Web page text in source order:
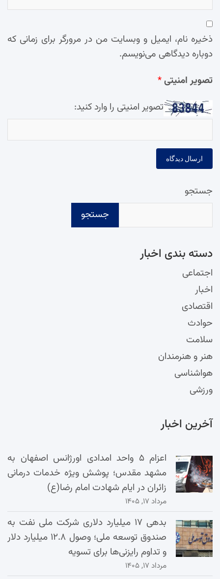
ذخیره نام، ایمیل و وبسایت من در مرورگر برای زمانی که
دوباره دیدگاهی می‌نویسم.
تصویر امنیتی*
تصویر امنیتی را وارد کنید:
جستجو
جستجو
دسته‌ بندی اخبار
اجتماعی
اخبار
اقتصادی
حوادث
سلامت
هنر و هنرمندان
هواشناسی
ورزشی
آخرین اخبار
اعزام ۵ واحد امدادی اورژانس اصفهان به
مشهد مقدس؛ پوشش ویژه خدمات درمانی
زائران در ایام شهادت امام رضا(ع)
مرداد ۱۷, ۱۴۰۵
بدهی ۱۷ میلیارد دلاری شرکت ملی نفت به
صندوق توسعه ملی؛ وصول ۱۲.۸ میلیارد دلار
و تداوم رایزنی‌ها برای تسویه
مرداد ۱۷, ۱۴۰۵